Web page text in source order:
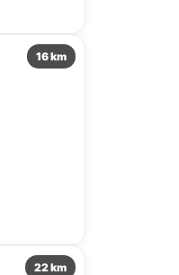
16 km
22 km